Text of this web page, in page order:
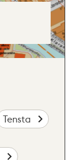
Tensta